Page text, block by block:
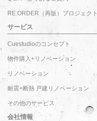
RE:ORDER（再販）プロジェクト
サービス
Cuestudioのコンセプト
物件購入+リノベーション
リノベーション
耐震+断熱 戸建リノベーション
その他のサービス
会社情報